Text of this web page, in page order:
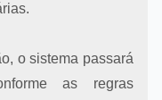
o sistema passará
as regras